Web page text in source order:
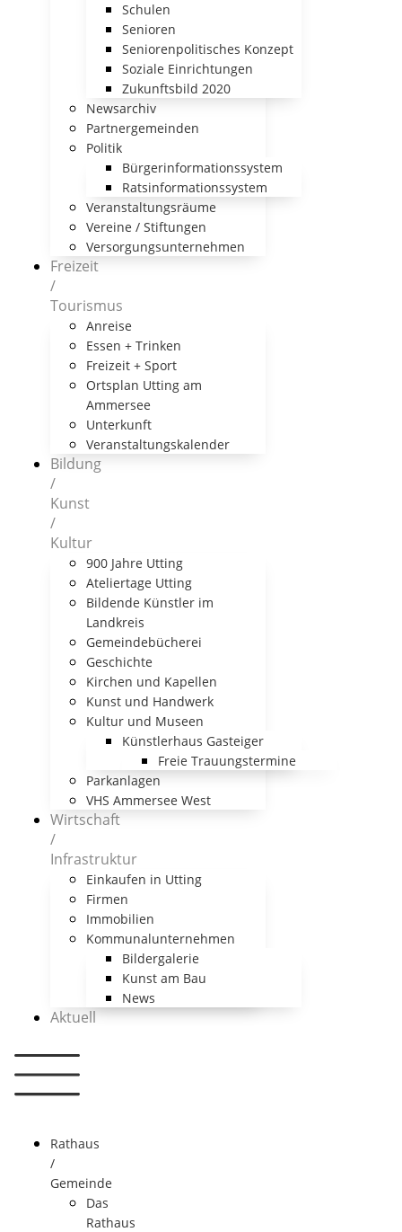
Schulen
Senioren
Seniorenpolitisches Konzept
Soziale Einrichtungen
Zukunftsbild 2020
Newsarchiv
Partnergemeinden
Politik
Bürgerinformationssystem
Ratsinformationssystem
Veranstaltungsräume
Vereine / Stiftungen
Versorgungsunternehmen
Freizeit
/
Tourismus
Anreise
Essen + Trinken
Freizeit + Sport
Ortsplan Utting am
Ammersee
Unterkunft
Veranstaltungskalender
Bildung
/
Kunst
/
Kultur
900 Jahre Utting
Ateliertage Utting
Bildende Künstler im
Landkreis
Gemeindebücherei
Geschichte
Kirchen und Kapellen
Kunst und Handwerk
Kultur und Museen
Künstlerhaus Gasteiger
Freie Trauungstermine
Parkanlagen
VHS Ammersee West
Wirtschaft
/
Infrastruktur
Einkaufen in Utting
Firmen
Immobilien
Kommunalunternehmen
Bildergalerie
Kunst am Bau
News
Aktuell
Rathaus
/
Gemeinde
Das
Rathaus